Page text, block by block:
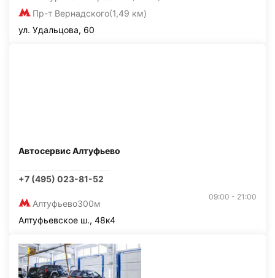
Пр-т Вернадского(1,49 км)
ул. Удальцова, 60
Автосервис Алтуфьево
+7 (495) 023-81-52
Алтуфьево300м
09:00 - 21:00
Алтуфьевское ш., 48к4